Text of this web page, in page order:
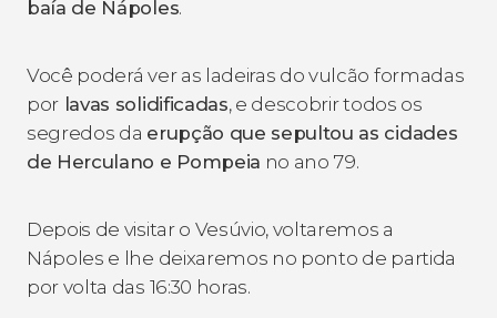
baía de Nápoles.
Você poderá ver as ladeiras do vulcão formadas
por lavas solidificadas, e descobrir todos os
segredos da erupção que sepultou as cidades
de Herculano e Pompeia no ano 79.
Depois de visitar o Vesúvio, voltaremos a
Nápoles e lhe deixaremos no ponto de partida
por volta das 16:30 horas.